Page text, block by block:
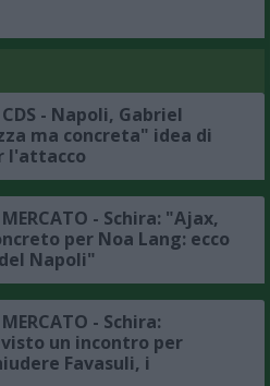
CDS - Napoli, Gabriel
ma concreta" idea di
l'attacco
MERCATO - Schira: "Ajax,
per Noa Lang: ecco
Napoli"
- Schira:
un incontro per
Favasuli, i